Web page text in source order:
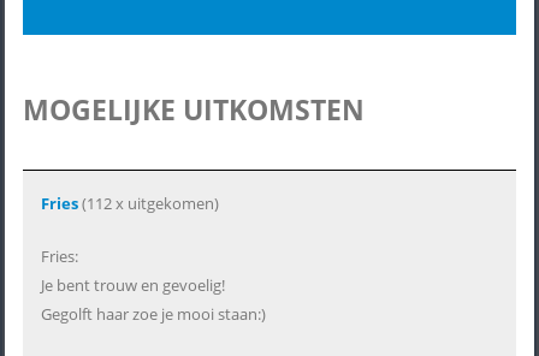
MOGELIJKE UITKOMSTEN
Fries(112 x uitgekomen)
Fries:
Je bent trouw en gevoelig!
Gegolft haar zoe je mooi staan:)